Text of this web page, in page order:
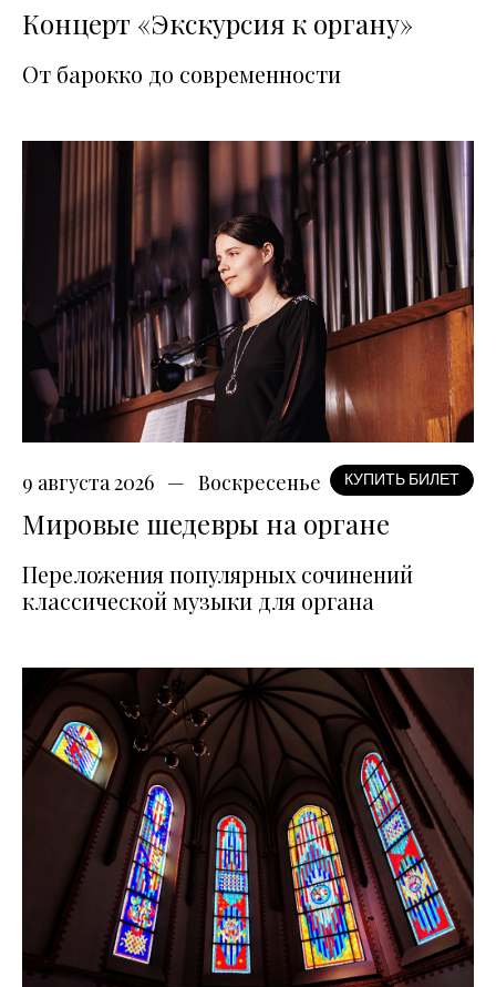
Концерт «Экскурсия к органу»
От барокко до современности
9 августа 2026 Воскресенье КУПИТЬ БИЛЕТ
Мировые шедевры на органе
Переложения популярных сочинений
классической музыки для органа